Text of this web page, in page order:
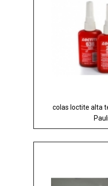
colas loctite alta